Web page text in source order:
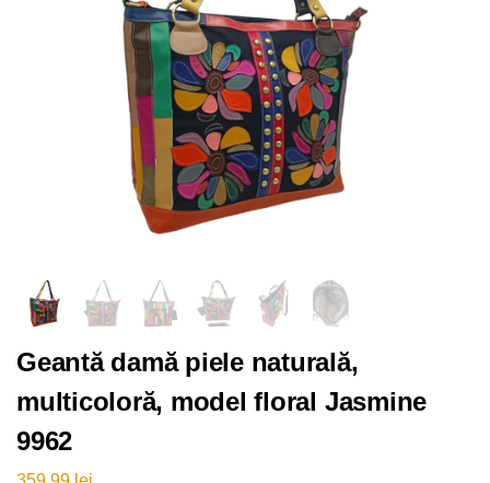
Geantă damă piele naturală,
multicoloră, model floral Jasmine
9962